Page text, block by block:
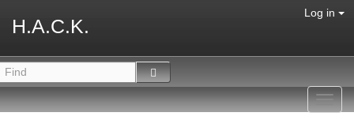
H.A.C.K.
Log in